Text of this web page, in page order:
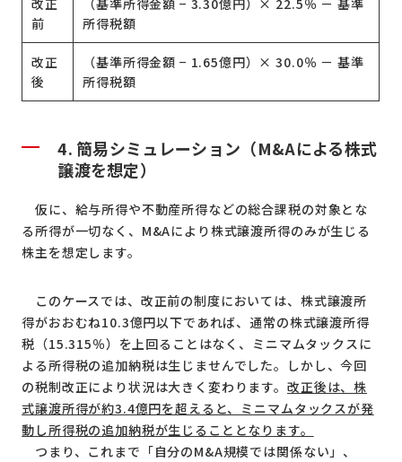
改正
前
（基準所得金額 − 3.30億円）× 22.5％ － 基準
所得税額
改正
後
（基準所得金額 − 1.65億円）× 30.0％ － 基準
所得税額
4. 簡易シミュレーション（M&Aによる株式
譲渡を想定）
仮に、給与所得や不動産所得などの総合課税の対象とな
る所得が一切なく、M&Aにより株式譲渡所得のみが生じる
株主を想定します。
このケースでは、改正前の制度においては、株式譲渡所
得がおおむね10.3億円以下であれば、通常の株式譲渡所得
税（15.315％）を上回ることはなく、ミニマムタックスに
よる所得税の追加納税は生じませんでした。しかし、今回
の税制改正により状況は大きく変わります。 改正後は、株
式譲渡所得が約3.4億円を超えると、ミニマムタックスが発
動し所得税の追加納税が生じることとなります。
つまり、これまで「自分のM&A規模では関係ない」、